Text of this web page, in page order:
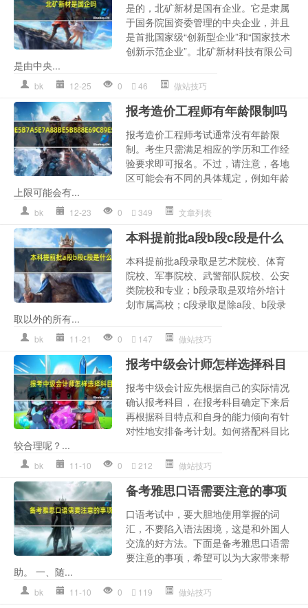
是的，北矿新材是国有企业。它是隶属
于国务院国资委管理的中央企业，并且
是首批国家级“创新型企业”和“国家技术
创新示范企业”。北矿新材科技有限公司
是由中央...
bk 12-25 0 46 做站技巧
报考造价工程师有年龄限制吗
报考造价工程师考试通常没有年龄限
制。考生只需满足相应的学历和工作经
验要求即可报名。不过，请注意，各地
区可能会有不同的具体规定，例如年龄
上限可能会有...
bk 12-23 0 349 文章列表
本科提前批a段b段c段是什么
本科提前批a段录取是艺术院校、体育
院校、军事院校、武警部队院校、公安
类院校和专业；b段录取是双培外培计
划市属高校；c段录取是除a段、b段录
取以外的所有...
bk 11-21 0 147 做站技巧
报考中级会计师怎样选择科目
报考中级会计应先根据自己的实际情况
确认报考科目，在报考科目确定下来后
再根据科目特点和自身的能力倾向有针
对性地安排备考计划。如何搭配科目比
较合理呢？...
bk 11-10 0 212 做站技巧
备考雅思口语需要注意的事项
口语考试中，要大胆地使用掌握的词
汇，不要陷入语法困境，这是和外国人
交流的好方法。下面是备考雅思口语需
要注意的事项，希望可以为大家带来帮
助。 一、随...
bk 11-10 0 119 做站技巧